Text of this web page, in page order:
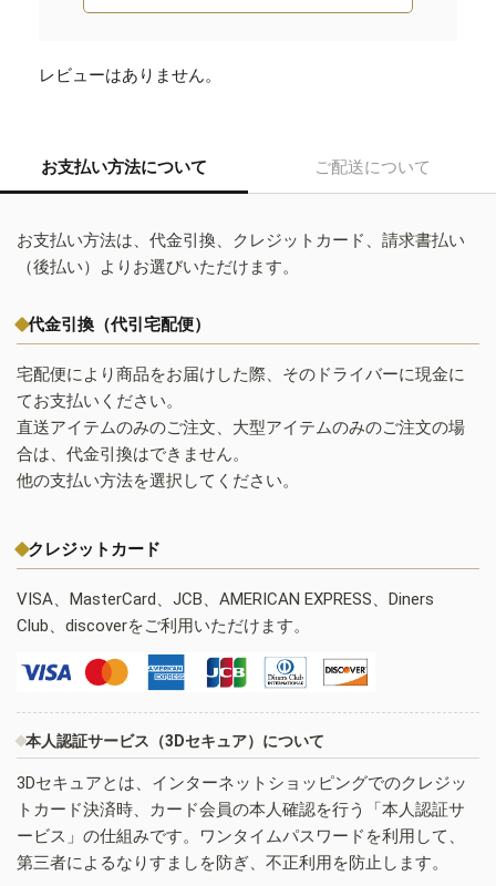
レビューはありません。
お支払い方法について ご配送について
お支払い方法は、代金引換、クレジットカード、請求書払い
（後払い）よりお選びいただけます。
代金引換（代引宅配便）
宅配便により商品をお届けした際、そのドライバーに現金に
てお支払いください。
直送アイテムのみのご注文、大型アイテムのみのご注文の場
合は、代金引換はできません。
他の支払い方法を選択してください。
クレジットカード
VISA、MasterCard、JCB、AMERICAN EXPRESS、Diners
Club、discoverをご利用いただけます。
本人認証サービス（3Dセキュア）について
3Dセキュアとは、インターネットショッピングでのクレジッ
トカード決済時、カード会員の本人確認を行う「本人認証サ
ービス」の仕組みです。ワンタイムパスワードを利用して、
第三者によるなりすましを防ぎ、不正利用を防止します。